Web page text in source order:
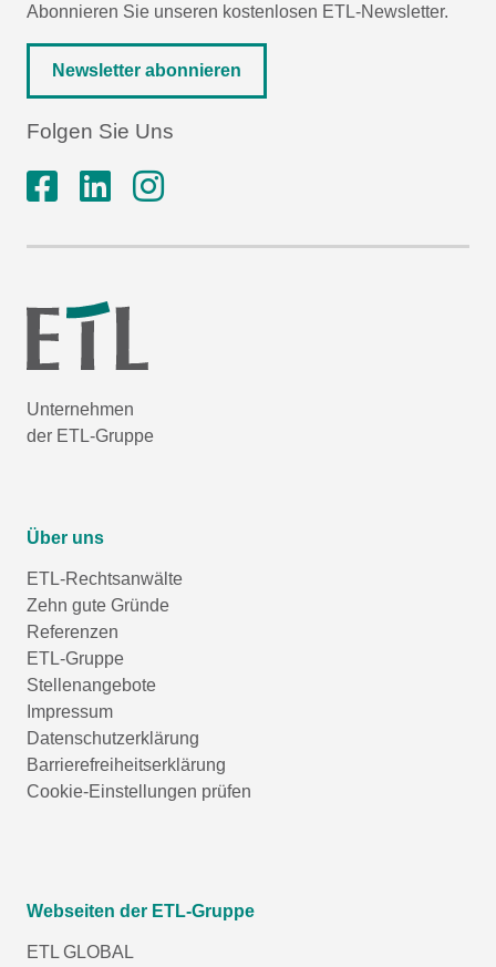
Abonnieren Sie unseren kostenlosen ETL-Newsletter.
Newsletter abonnieren
Folgen Sie Uns
Unternehmen
der ETL-Gruppe
Über uns
ETL-Rechtsanwälte
Zehn gute Gründe
Referenzen
ETL-Gruppe
Stellenangebote
Impressum
Datenschutzerklärung
Barrierefreiheitserklärung
Cookie-Einstellungen prüfen
Webseiten der ETL-Gruppe
ETL GLOBAL